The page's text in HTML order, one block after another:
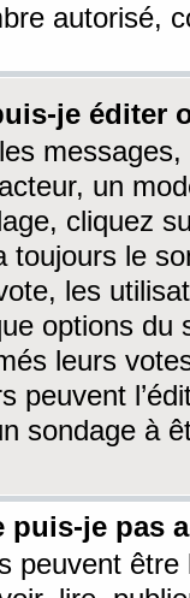
autorisé,
je éditer
un
cliquez
toujours le
les
options du
leurs
peuvent
sondage à
puis-je pas
peuvent être